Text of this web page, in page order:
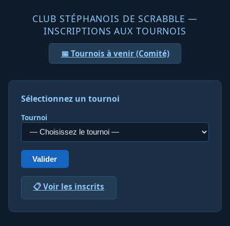
CLUB STÉPHANOIS DE SCRABBLE —
INSCRIPTIONS AUX TOURNOIS
📅 Tournois à venir (Comité)
Sélectionnez un tournoi
Tournoi
Valider
📋 Voir les inscrits